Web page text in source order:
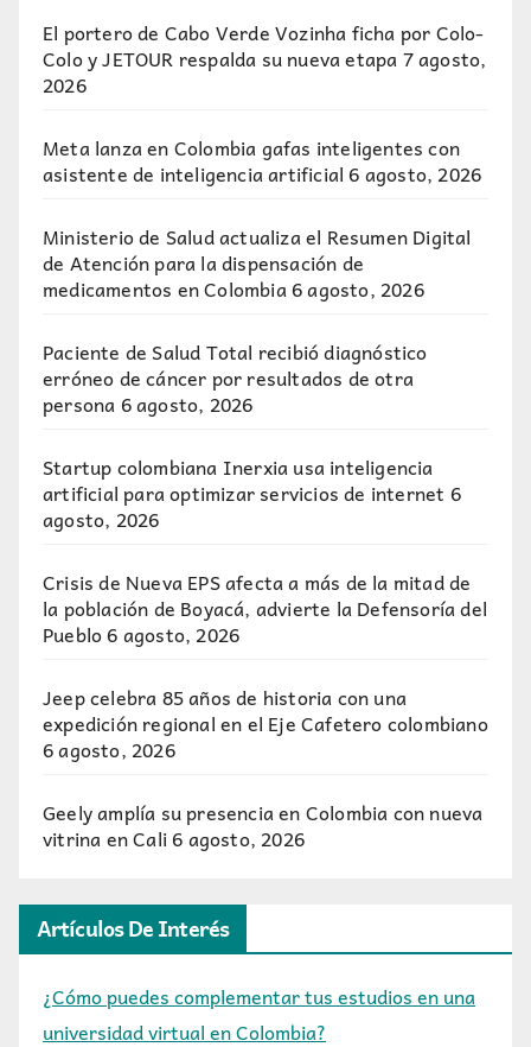
El portero de Cabo Verde Vozinha ficha por Colo-
Colo y JETOUR respalda su nueva etapa7 agosto,
2026
Meta lanza en Colombia gafas inteligentes con
asistente de inteligencia artificial 6 agosto, 2026
Ministerio de Salud actualiza el Resumen Digital
de Atención para la dispensación de
medicamentos en Colombia6 agosto, 2026
Paciente de Salud Total recibió diagnóstico
erróneo de cáncer por resultados de otra
persona6 agosto, 2026
Startup colombiana Inerxia usa inteligencia
artificial para optimizar servicios de internet 6
agosto, 2026
Crisis de Nueva EPS afecta a más de la mitad de
la población de Boyacá, advierte la Defensoría del
Pueblo6 agosto, 2026
Jeep celebra 85 años de historia con una
expedición regional en el Eje Cafetero colombiano
6 agosto, 2026
Geely amplía su presencia en Colombia con nueva
vitrina en Cali 6 agosto, 2026
Artículos De Interés
¿Cómo puedes complementar tus estudios en una
universidad virtual en Colombia?